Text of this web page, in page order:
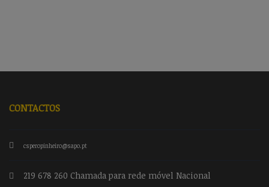
CONTACTOS
csperopinheiro@sapo.pt
219 678 260 Chamada para rede móvel Nacional